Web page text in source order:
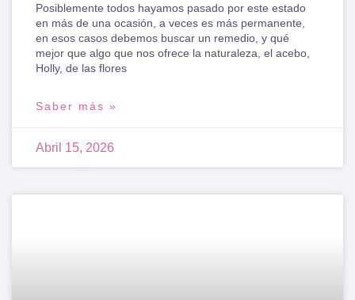
Posiblemente todos hayamos pasado por este estado
en más de una ocasión, a veces es más permanente,
en esos casos debemos buscar un remedio, y qué
mejor que algo que nos ofrece la naturaleza, el acebo,
Holly, de las flores
Saber más »
Abril 15, 2026